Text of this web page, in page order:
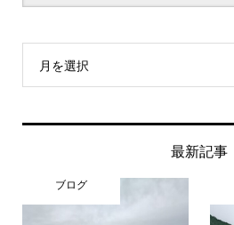
月を選択
最新記事
ブログ